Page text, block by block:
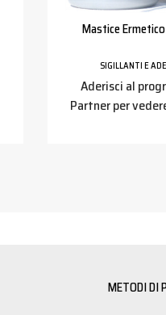
Mastice Ermetico
SIGILLANTI E
Aderisci al
Partner per
METODI DI